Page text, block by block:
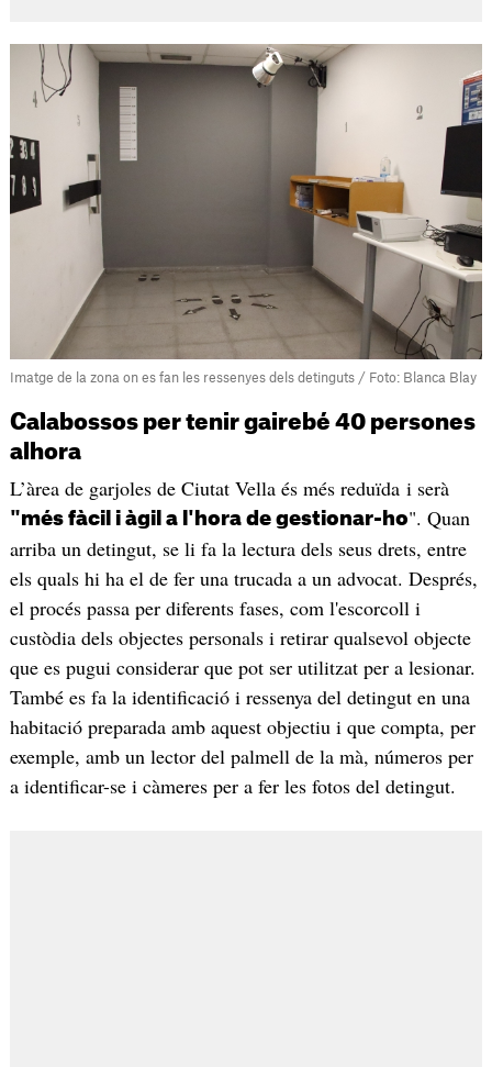
Imatge de la zona on es fan les ressenyes dels detinguts / Foto: Blanca Blay
Calabossos per tenir gairebé 40 persones
alhora
L’àrea de garjoles de Ciutat Vella és més reduïda i serà
"més fàcil i àgil a l'hora de gestionar-ho". Quan
arriba un detingut, se li fa la lectura dels seus drets, entre
els quals hi ha el de fer una trucada a un advocat. Després,
el procés passa per diferents fases, com l'escorcoll i
custòdia dels objectes personals i retirar qualsevol objecte
que es pugui considerar que pot ser utilitzat per a lesionar.
També es fa la identificació i ressenya del detingut en una
habitació preparada amb aquest objectiu i que compta, per
exemple, amb un lector del palmell de la mà, números per
a identificar-se i càmeres per a fer les fotos del detingut.